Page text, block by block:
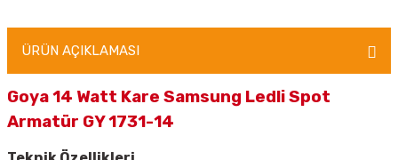
ÜRÜN AÇIKLAMASI
Goya 14 Watt Kare Samsung Ledli Spot
Armatür GY 1731-14